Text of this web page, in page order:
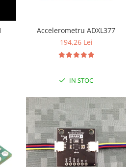
Accelerometru ADXL377
194,26 Lei
IN STOC